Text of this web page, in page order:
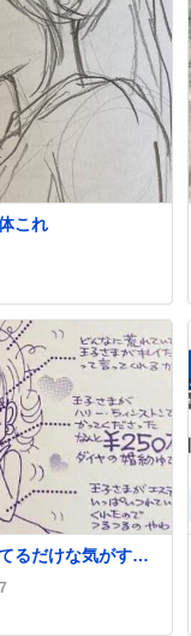
これ
るだけな気がする
場価値的なものを
」が止まらない。